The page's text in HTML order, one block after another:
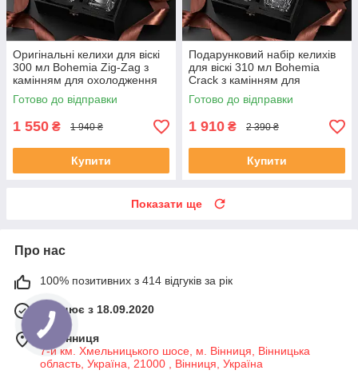
Оригінальні келихи для віскі
300 мл Bohemia Zig-Zag з
камінням для охолодження
напою
Готово до відправки
1 550 ₴ 1 940 ₴
Купити
Подарунковий набір келихів
для віскі 310 мл Bohemia
Crack з камінням для
охолодження напою
Готово до відправки
1 910 ₴ 2 390 ₴
Купити
Показати ще
Про нас
100% позитивних з 414 відгуків за рік
Працює з 18.09.2020
м. Вінниця
7-й км. Хмельницького шосе, м. Вінниця, Вінницька
область, Україна, 21000 , Вінниця, Україна